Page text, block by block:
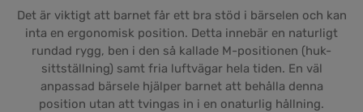
Det är viktigt att barnet får ett bra stöd i bärselen och kan
inta en ergonomisk position. Detta innebär en naturligt
rundad rygg, ben i den så kallade M-positionen (huk-
sittställning) samt fria luftvägar hela tiden. En väl
anpassad bärsele hjälper barnet att behålla denna
position utan att tvingas in i en onaturlig hållning.